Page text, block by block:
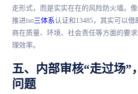
走形式，而是实实在在的风险防火墙。
推进iso三体系认证和13485，其实可以
商在质量、环境、社会责任等方面的要
理效率。
五、内部审核“走过场”
问题